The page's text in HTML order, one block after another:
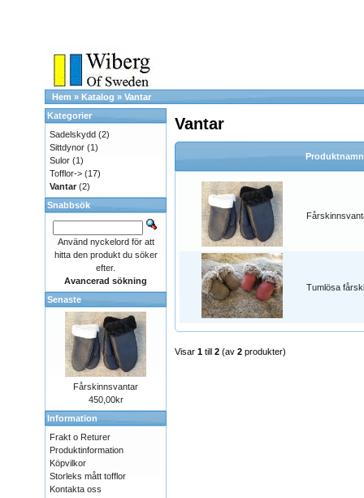
Hem » Katalog » Vantar
Vantar
Tumlösa
Visar 1 till 2 (av 2 produkter)
Kategorier
Sadelskydd (2)
Sittdynor (1)
Sulor (1)
Tofflor-> (17)
Vantar (2)
Snabbsök
Använd nyckelord för att
hitta den produkt du söker
efter.
Avancerad sökning
Senaste
Fårskinnsvantar
450,00kr
Information
Frakt o Returer
Produktinformation
Köpvilkor
Storleks mått tofflor
Kontakta oss